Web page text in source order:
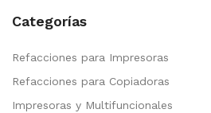
Categorías
Refacciones para Impresoras
Refacciones para Copiadoras
Impresoras y Multifuncionales